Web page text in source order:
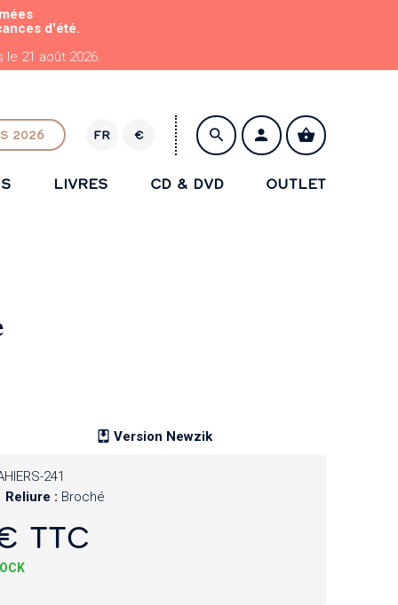
d'été.
21 août 2026.
2026 FR
R
€
LIVRES CD & DVD OUTLET
Version Newzik
241
Reliure : Broché
TTC